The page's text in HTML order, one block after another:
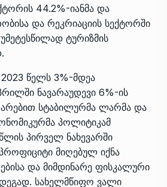
44.2%-იანმა და
და რეკრიაციის სექტორში
ტურიზმის
წელს 3%-მდეა
ნავარაუდევი 6%-ის
სტაბილურმა ლარმა და
პოლიტიკამ
პირველ ნახევარში
მიღებულ იქნა
და მიმდინარე ფისკალური
სახელმწიფო ვალი